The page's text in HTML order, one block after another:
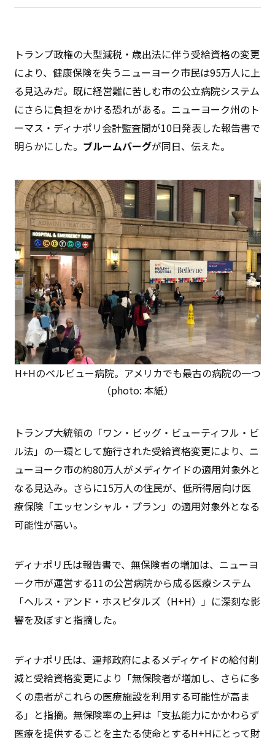
トランプ政権の大型減税・歳出法に伴う受給資格の変更
により、健康保険を失うニューヨーク市民は95万人に上
る見込みだ。既に経営難に苦しむ市の公立病院システム
にさらに負担をかける恐れがある。ニューヨーク州のト
ーマス・ディナポリ会計監査間が10日発表した報告書で
明らかにした。 ブルームバーグが同日、伝えた。
H+Hのベルビュー病院。アメリカでも最古の病院の一つ
（photo: 本紙）
トランプ大統領の「ワン・ビッグ・ビューティフル・ビ
ル法」の一環として施行された受給資格変更により、ニ
ューヨーク市の約80万人がメディケイドの適用対象外と
なる見込み。さらに15万人の住民が、低所得層向け医
療保険「エッセンシャル・プラン」の適用対象外となる
可能性が高い。
ディナポリ氏は報告書で、無保険者の増加は、ニューヨ
ーク市が運営する11の公営病院から成る医療システム
「ヘルス・アンド・ホスピタルズ（H+H）」に深刻な影
響を及ぼすと指摘した。
ディナポリ氏は、連邦政府によるメディケイドの給付削
減と受給資格変更により「無保険者が増加し、さらに多
くの患者がこれらの医療施設を利用する可能性が高ま
る」と指摘。無保険率の上昇は「支払能力にかかわらず
医療を提供することを主たる使命とするH+Hにとって財